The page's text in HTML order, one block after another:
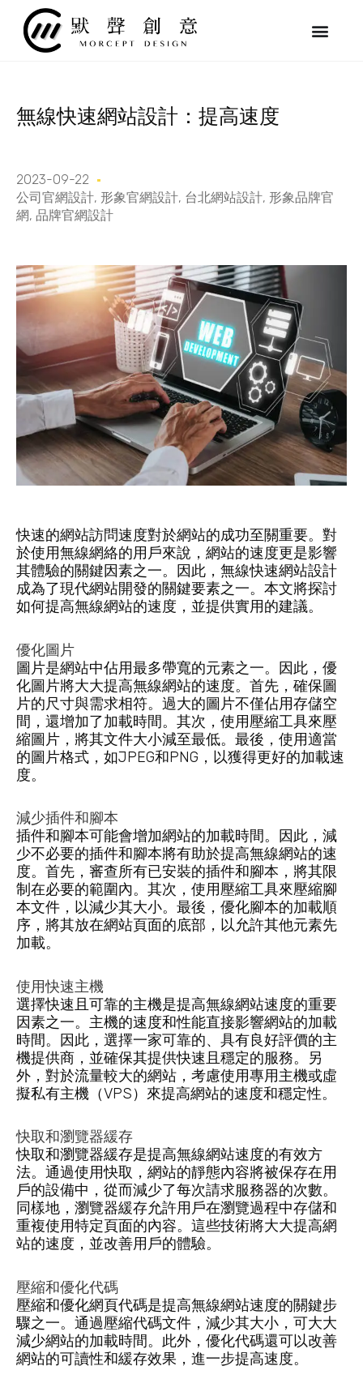
無線快速網站設計：提高速度
2023-09-22
公司官網設計, 形象官網設計, 台北網站設計, 形象品牌官
網, 品牌官網設計
快速的網站訪問速度對於網站的成功至關重要。對
於使用無線網絡的用戶來說，網站的速度更是影響
其體驗的關鍵因素之一。因此，無線快速網站設計
成為了現代網站開發的關鍵要素之一。本文將探討
如何提高無線網站的速度，並提供實用的建議。
優化圖片
圖片是網站中佔用最多帶寬的元素之一。因此，優
化圖片將大大提高無線網站的速度。首先，確保圖
片的尺寸與需求相符。過大的圖片不僅佔用存儲空
間，還增加了加載時間。其次，使用壓縮工具來壓
縮圖片，將其文件大小減至最低。最後，使用適當
的圖片格式，如JPEG和PNG，以獲得更好的加載速
度。
減少插件和腳本
插件和腳本可能會增加網站的加載時間。因此，減
少不必要的插件和腳本將有助於提高無線網站的速
度。首先，審查所有已安裝的插件和腳本，將其限
制在必要的範圍內。其次，使用壓縮工具來壓縮腳
本文件，以減少其大小。最後，優化腳本的加載順
序，將其放在網站頁面的底部，以允許其他元素先
加載。
使用快速主機
選擇快速且可靠的主機是提高無線網站速度的重要
因素之一。主機的速度和性能直接影響網站的加載
時間。因此，選擇一家可靠的、具有良好評價的主
機提供商，並確保其提供快速且穩定的服務。另
外，對於流量較大的網站，考慮使用專用主機或虛
擬私有主機（VPS）來提高網站的速度和穩定性。
快取和瀏覽器緩存
快取和瀏覽器緩存是提高無線網站速度的有效方
法。通過使用快取，網站的靜態內容將被保存在用
戶的設備中，從而減少了每次請求服務器的次數。
同樣地，瀏覽器緩存允許用戶在瀏覽過程中存儲和
重複使用特定頁面的內容。這些技術將大大提高網
站的速度，並改善用戶的體驗。
壓縮和優化代碼
壓縮和優化網頁代碼是提高無線網站速度的關鍵步
驟之一。通過壓縮代碼文件，減少其大小，可大大
減少網站的加載時間。此外，優化代碼還可以改善
網站的可讀性和緩存效果，進一步提高速度。